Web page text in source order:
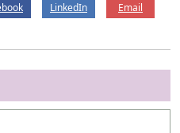
LinkedIn
Email